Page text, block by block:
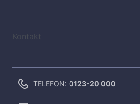
Kontakt
TELEFON: 0123-20 000